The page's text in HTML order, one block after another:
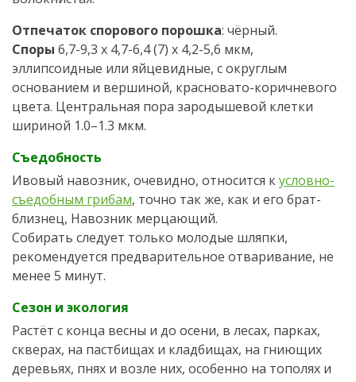
Отпечаток спорового порошка: чёрный.
Споры 6,7-9,3 х 4,7-6,4 (7) х 4,2-5,6 мкм,
эллипсоидные или яйцевидные, с округлым
основанием и вершиной, красновато-коричневого
цвета. Центральная пора зародышевой клетки
шириной 1.0–1.3 мкм.
Съедобность
Ивовый навозник, очевидно, относится кусловно-
съедобным грибам, точно так же, как и его брат-
близнец, Навозник мерцающий.
Собирать следует только молодые шляпки,
рекомендуется предварительное отваривание, не
менее 5 минут.
Сезон и экология
Растёт с конца весны и до осени, в лесах, парках,
скверах, на пастбищах и кладбищах, на гниющих
деревьях, пнях и возле них, особенно на тополях и